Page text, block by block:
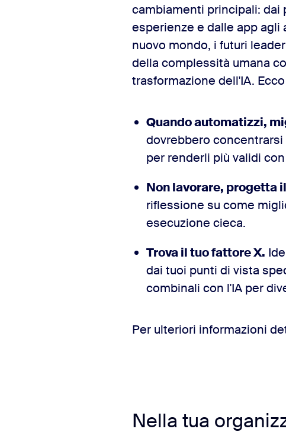
cambiamenti principali: dai
esperienze e dalle app
nuovo mondo, i futuri
della complessità umana
trasformazione dell'IA.
Quando automatizzi,
dovrebbero
per renderli più validi
Non lavorare, progetta
riflessione su come
esecuzione cieca.
Trova il tuo fattore X.
dai tuoi punti di vista
combinali con l'IA per
Per ulteriori informazioni
Nella tua